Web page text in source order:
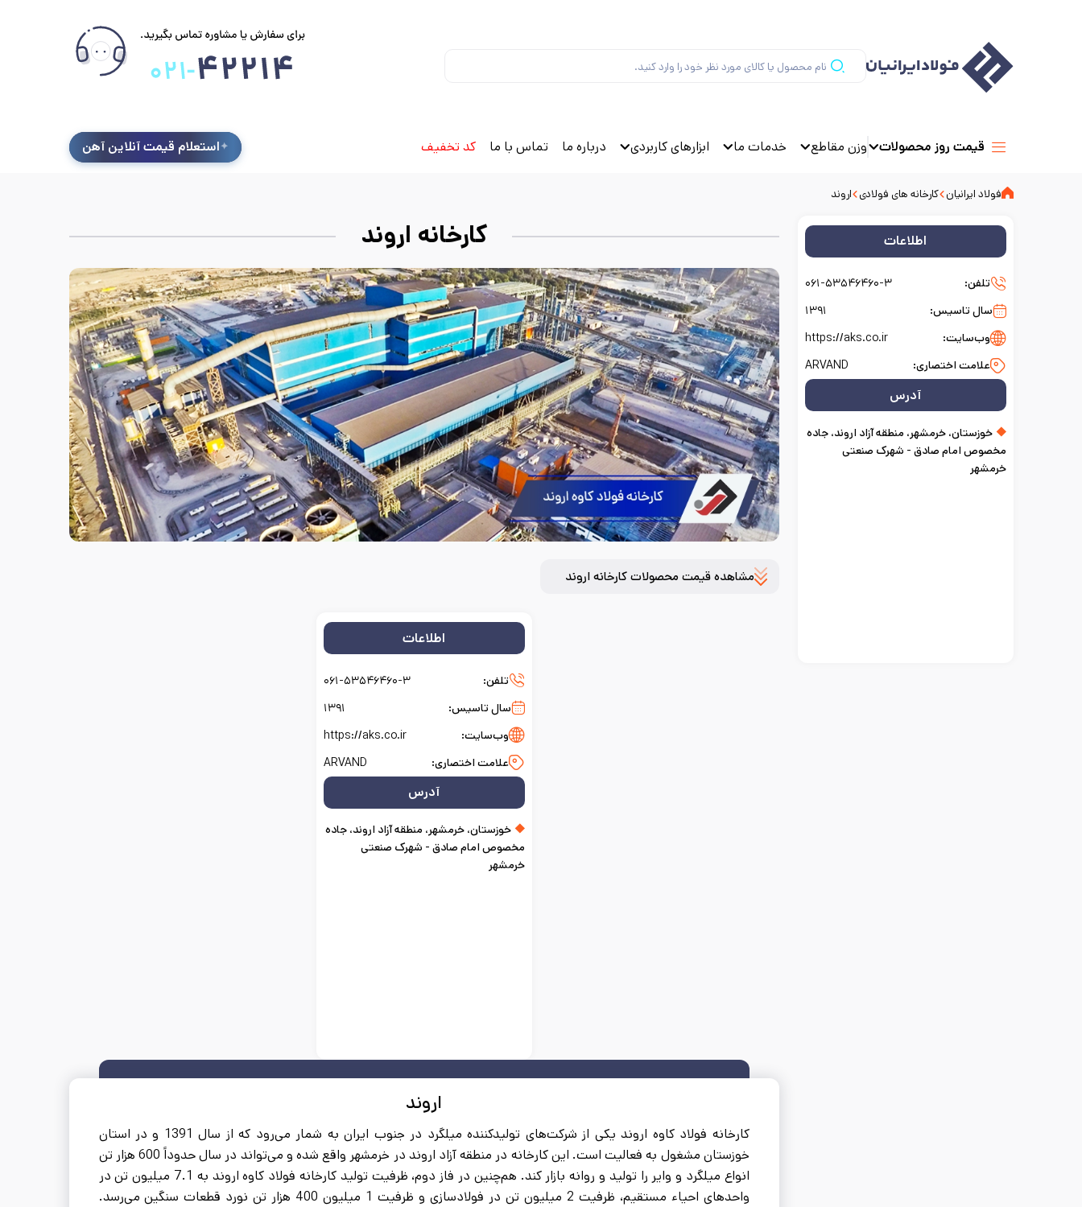
قیمت روز محصولات وزن مقاطع خدمات ما ابزارهای کاربردی درباره ما تماس با ما کد تخفیف استعلام قیمت آنلاین آهن
فولاد ایرانیان کارخانه های فولادی اروند
اطلاعات
تلفن:
۰۶۱-۵۳۵۴۶۴۶۰-۳
سال تاسیس:
۱۳۹۱
وب‌سایت:
https://aks.co.ir
علامت اختصاری:
ARVAND
آدرس
خوزستان، خرمشهر، منطقه آزاد اروند، جاده
مخصوص امام صادق - شهرک صنعتی
خرمشهر
کارخانه اروند
مشاهده قیمت محصولات کارخانه اروند
اطلاعات
تلفن:
۰۶۱-۵۳۵۴۶۴۶۰-۳
سال تاسیس:
۱۳۹۱
وب‌سایت:
https://aks.co.ir
علامت اختصاری:
ARVAND
آدرس
خوزستان، خرمشهر، منطقه آزاد اروند، جاده
مخصوص امام صادق - شهرک صنعتی
خرمشهر
اروند
کارخانه فولاد کاوه اروند یکی از شرکت‌های تولیدکننده میلگرد در جنوب ایران به شمار می‌رود که از سال 1391 و در استان
خوزستان مشغول به فعالیت است. این کارخانه در منطقه آزاد اروند در خرمشهر واقع شده و می‌تواند در سال حدوداً 600 هزار تن
انواع میلگرد و وایر را تولید و روانه بازار کند. هم‌چنین در فاز دوم، ظرفیت تولید کارخانه فولاد کاوه اروند به 7.1 میلیون تن در
واحدهای احیاء مستقیم، ظرفیت 2 میلیون تن در فولادسازی و ظرفیت 1 میلیون 400 هزار تن نورد قطعات سنگین می‌رسد.